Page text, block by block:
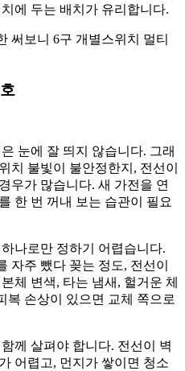
에 두는 배치가 유리합니다.
눈에 잘 띄지 않습니다. 그래
치 불빛이 불안정한지, 전선이
우가 많습니다. 새 가전을 연
한 번 꺼내 보는 습관이 필요
나로만 정하기 어렵습니다.
자주 뺐다 꽂는 정도, 전선이
체 변색, 타는 냄새, 헐거운 체
복 손상이 있으면 교체 쪽으로
께 살펴야 합니다. 전선이 벽
어렵고, 먼지가 쌓이면 청소